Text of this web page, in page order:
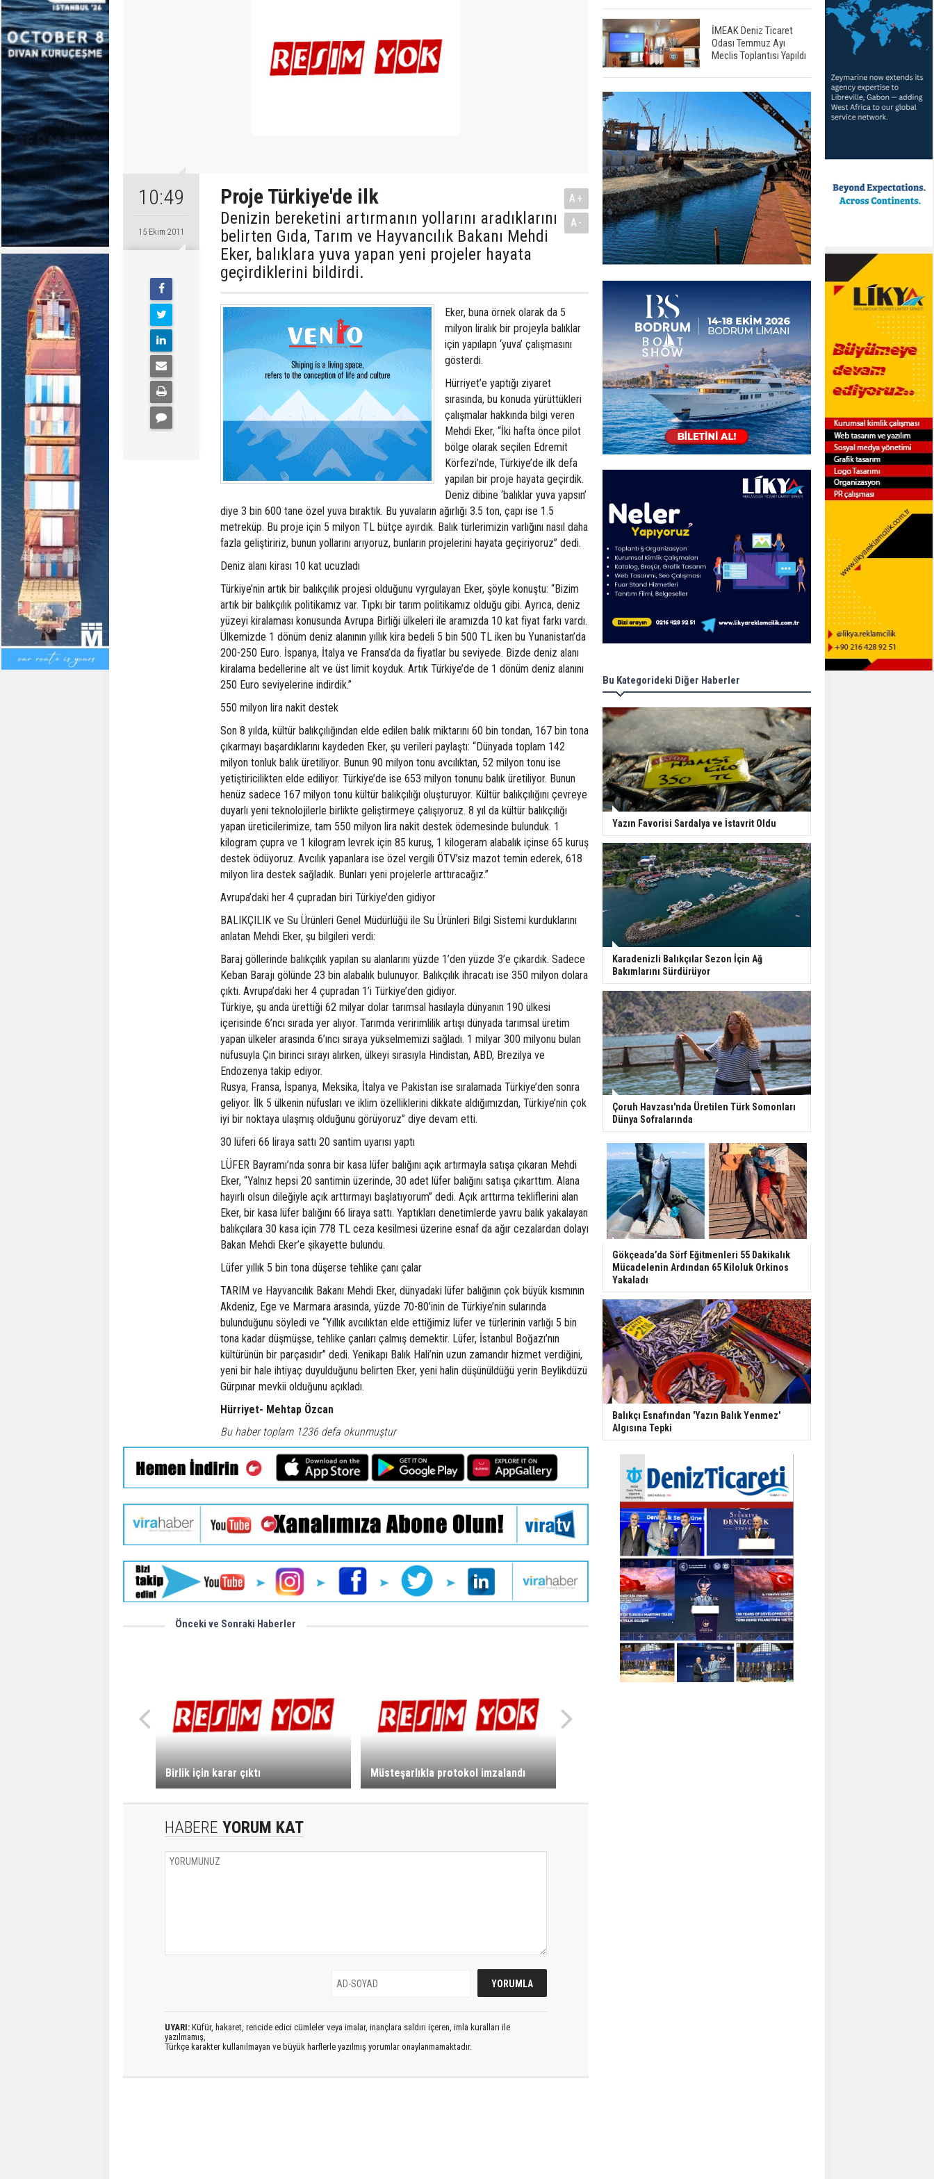
10:49
15 Ekim 2011
Proje Türkiye'de ilk
Denizin bereketini artırmanın yollarını aradıklarını
belirten Gıda, Tarım ve Hayvancılık Bakanı Mehdi
Eker, balıklara yuva yapan yeni projeler hayata
geçirdiklerini bildirdi.
A+
A-
Eker, buna örnek olarak da 5
milyon liralık bir projeyla balıklar
için yapılapn ‘yuva’ çalışmasını
gösterdi.
Hürriyet’e yaptığı ziyaret
sırasında, bu konuda yürüttükleri
çalışmalar hakkında bilgi veren
Mehdi Eker, “İki hafta önce pilot
bölge olarak seçilen Edremit
Körfezi’nde, Türkiye’de ilk defa
yapılan bir proje hayata geçirdik.
Deniz dibine ‘balıklar yuva yapsın’
diye 3 bin 600 tane özel yuva bıraktık. Bu yuvaların ağırlığı 3.5 ton, çapı ise 1.5
metreküp. Bu proje için 5 milyon TL bütçe ayırdık. Balık türlerimizin varlığını nasıl daha
fazla geliştiririz, bunun yollarını arıyoruz, bunların projelerini hayata geçiriyoruz” dedi.
Deniz alanı kirası 10 kat ucuzladı
Türkiye’nin artık bir balıkçılık projesi olduğunu vyrgulayan Eker, şöyle konuştu: “Bizim
artık bir balıkçılık politikamız var. Tıpkı bir tarım politikamız olduğu gibi. Ayrıca, deniz
yüzeyi kiralaması konusunda Avrupa Birliği ülkeleri ile aramızda 10 kat fiyat farkı vardı.
Ülkemizde 1 dönüm deniz alanının yıllık kira bedeli 5 bin 500 TL iken bu Yunanistan’da
200-250 Euro. İspanya, İtalya ve Fransa’da da fiyatlar bu seviyede. Bizde deniz alanı
kiralama bedellerine alt ve üst limit koyduk. Artık Türkiye’de de 1 dönüm deniz alanını
250 Euro seviyelerine indirdik.”
550 milyon lira nakit destek
Son 8 yılda, kültür balıkçılığından elde edilen balık miktarını 60 bin tondan, 167 bin tona
çıkarmayı başardıklarını kaydeden Eker, şu verileri paylaştı: “Dünyada toplam 142
milyon tonluk balık üretiliyor. Bunun 90 milyon tonu avcılıktan, 52 milyon tonu ise
yetiştiricilikten elde ediliyor. Türkiye’de ise 653 milyon tonunu balık üretiliyor. Bunun
henüz sadece 167 milyon tonu kültür balıkçılığı oluşturuyor. Kültür balıkçılığını çevreye
duyarlı yeni teknolojilerle birlikte geliştirmeye çalışıyoruz. 8 yıl da kültür balıkçılığı
yapan üreticilerimize, tam 550 milyon lira nakit destek ödemesinde bulunduk. 1
kilogram çupra ve 1 kilogram levrek için 85 kuruş, 1 kilogeram alabalık içinse 65 kuruş
destek ödüyoruz. Avcılık yapanlara ise özel vergili ÖTV’siz mazot temin ederek, 618
milyon lira destek sağladık. Bunları yeni projelerle arttıracağız.”
Avrupa’daki her 4 çupradan biri Türkiye’den gidiyor
BALIKÇILIK ve Su Ürünleri Genel Müdürlüğü ile Su Ürünleri Bilgi Sistemi kurduklarını
anlatan Mehdi Eker, şu bilgileri verdi:
Baraj göllerinde balıkçılık yapılan su alanlarını yüzde 1’den yüzde 3’e çıkardık. Sadece
Keban Barajı gölünde 23 bin alabalık bulunuyor. Balıkçılık ihracatı ise 350 milyon dolara
çıktı. Avrupa’daki her 4 çupradan 1’i Türkiye’den gidiyor.
Türkiye, şu anda ürettiği 62 milyar dolar tarımsal hasılayla dünyanın 190 ülkesi
içerisinde 6’ncı sırada yer alıyor. Tarımda veririmlilik artışı dünyada tarımsal üretim
yapan ülkeler arasında 6’ıncı sıraya yükselmemizi sağladı. 1 milyar 300 milyonu bulan
nüfusuyla Çin birinci sırayı alırken, ülkeyi sırasıyla Hindistan, ABD, Brezilya ve
Endozenya takip ediyor.
Rusya, Fransa, İspanya, Meksika, İtalya ve Pakistan ise sıralamada Türkiye’den sonra
geliyor. İlk 5 ülkenin nüfusları ve iklim özelliklerini dikkate aldığımızdan, Türkiye’nin çok
iyi bir noktaya ulaşmış olduğunu görüyoruz” diye devam etti.
30 lüferi 66 liraya sattı 20 santim uyarısı yaptı
LÜFER Bayramı’nda sonra bir kasa lüfer balığını açık artırmayla satışa çıkaran Mehdi
Eker, “Yalnız hepsi 20 santimin üzerinde, 30 adet lüfer balığını satışa çıkarttım. Alana
hayırlı olsun dileğiyle açık arttırmayı başlatıyorum” dedi. Açık arttırma tekliflerini alan
Eker, bir kasa lüfer balığını 66 liraya sattı. Yaptıkları denetimlerde yavru balık yakalayan
balıkçılara 30 kasa için 778 TL ceza kesilmesi üzerine esnaf da ağır cezalardan dolayı
Bakan Mehdi Eker’e şikayette bulundu.
Lüfer yıllık 5 bin tona düşerse tehlike çanı çalar
TARIM ve Hayvancılık Bakanı Mehdi Eker, dünyadaki lüfer balığının çok büyük kısmının
Akdeniz, Ege ve Marmara arasında, yüzde 70-80’inin de Türkiye’nin sularında
bulunduğunu söyledi ve “Yıllık avcılıktan elde ettiğimiz lüfer ve türlerinin varlığı 5 bin
tona kadar düşmüşse, tehlike çanları çalmış demektir. Lüfer, İstanbul Boğazı’nın
kültürünün bir parçasıdır” dedi. Yenikapı Balık Hali’nin uzun zamandır hizmet verdiğini,
yeni bir hale ihtiyaç duyulduğunu belirten Eker, yeni halin düşünüldüğü yerin Beylikdüzü
Gürpınar mevkii olduğunu açıkladı.
Hürriyet- Mehtap Özcan
Bu haber toplam 1236 defa okunmuştur
Önceki ve Sonraki Haberler
Birlik için karar çıktı Müsteşarlıkla protokol imzalandı
HABERE YORUM KAT
UYARI: Küfür, hakaret, rencide edici cümleler veya imalar, inançlara saldırı içeren, imla kuralları ile
yazılmamış,
Türkçe karakter kullanılmayan ve büyük harflerle yazılmış yorumlar onaylanmamaktadır.
İMEAK Deniz Ticaret
Odası Temmuz Ayı
Meclis Toplantısı Yapıldı
Bu Kategorideki Diğer Haberler
Yazın Favorisi Sardalya ve İstavrit Oldu
Karadenizli Balıkçılar Sezon İçin Ağ
Bakımlarını Sürdürüyor
Çoruh Havzası'nda Üretilen Türk Somonları
Dünya Sofralarında
Gökçeada’da Sörf Eğitmenleri 55 Dakikalık
Mücadelenin Ardından 65 Kiloluk Orkinos
Yakaladı
Balıkçı Esnafından 'Yazın Balık Yenmez'
Algısına Tepki